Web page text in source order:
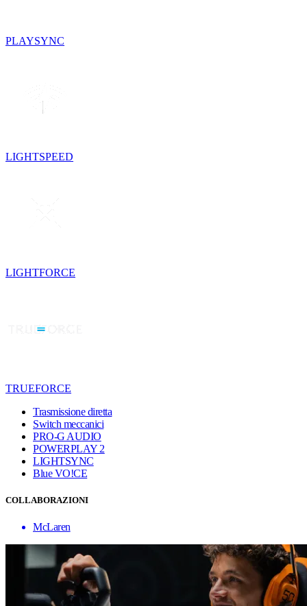
PLAYSYNC
LIGHTSPEED
LIGHTFORCE
TRUEFORCE
Trasmissione diretta
Switch meccanici
PRO-G AUDIO
POWERPLAY 2
LIGHTSYNC
Blue VO!CE
COLLABORAZIONI
McLaren